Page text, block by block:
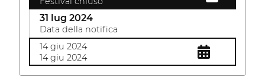
31 lug 2024
Data della notifica
14 giu 2024
14 giu 2024